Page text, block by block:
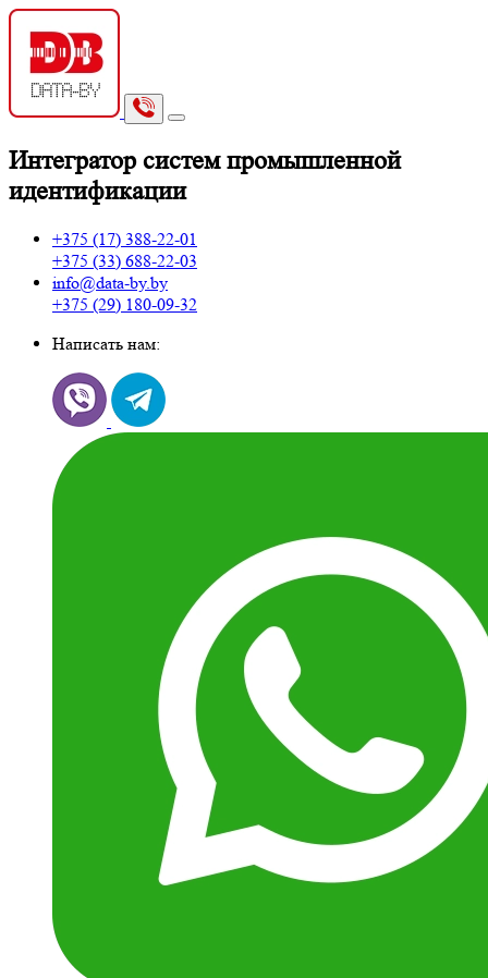
Интегратор систем промышленной
идентификации
+375 (17) 388-22-01
+375 (33) 688-22-03
info@data-by.by
+375 (29) 180-09-32
Написать нам: